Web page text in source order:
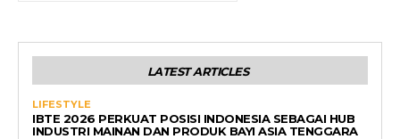
LATEST ARTICLES
LIFESTYLE
IBTE 2026 PERKUAT POSISI INDONESIA SEBAGAI HUB
INDUSTRI MAINAN DAN PRODUK BAYI ASIA TENGGARA